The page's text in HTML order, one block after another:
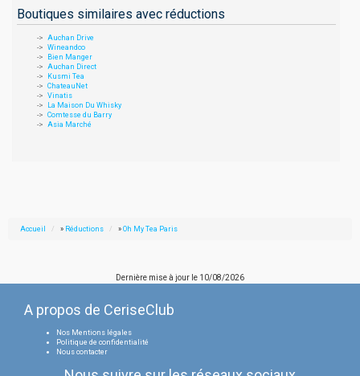
Boutiques similaires avec réductions
Auchan Drive
Wineandco
Bien Manger
Auchan Direct
Kusmi Tea
ChateauNet
Vinatis
La Maison Du Whisky
Comtesse du Barry
Asia Marché
Accueil » Réductions » Oh My Tea Paris
Dernière mise à jour le 10/08/2026
A propos de CeriseClub
Nos Mentions légales
Politique de confidentialité
Nous contacter